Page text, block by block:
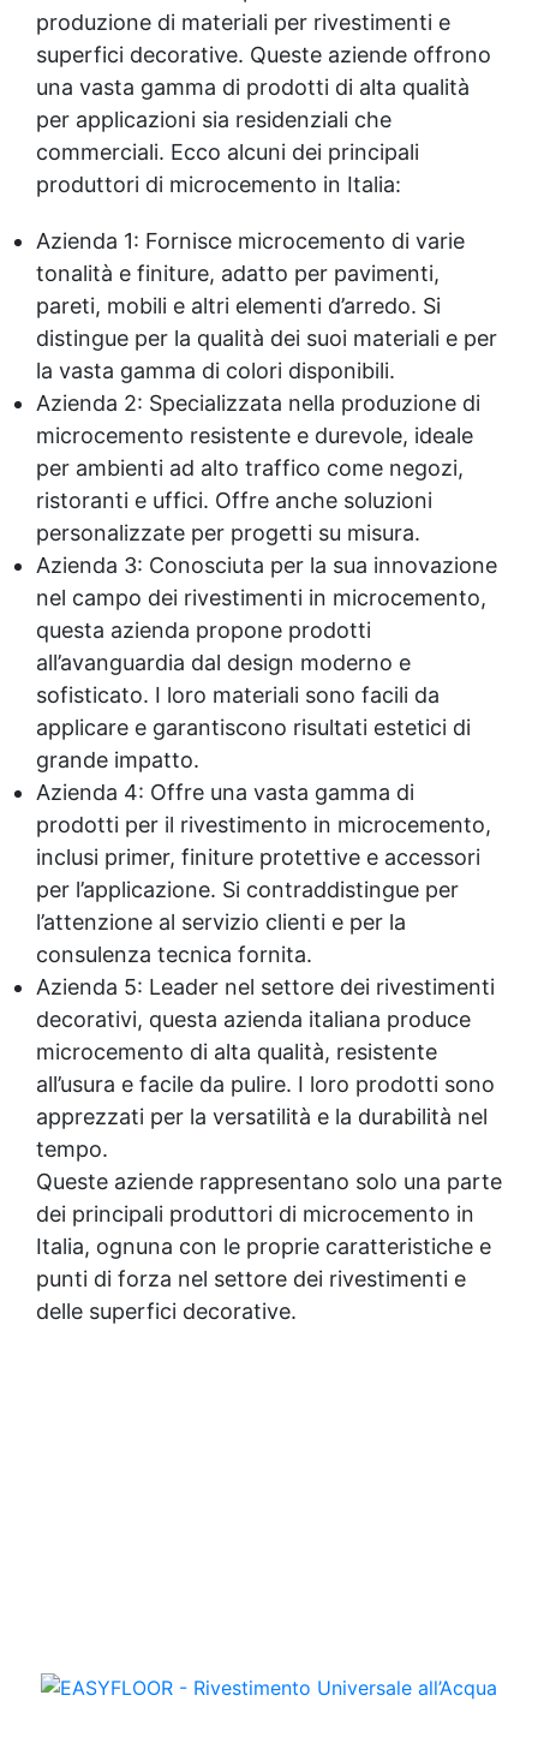
produzione di materiali per rivestimenti e
superfici decorative. Queste aziende offrono
una vasta gamma di prodotti di alta qualità
per applicazioni sia residenziali che
commerciali. Ecco alcuni dei principali
produttori di microcemento in Italia:
Azienda 1: Fornisce microcemento di varie
tonalità e finiture, adatto per pavimenti,
pareti, mobili e altri elementi d’arredo. Si
distingue per la qualità dei suoi materiali e per
la vasta gamma di colori disponibili.
Azienda 2: Specializzata nella produzione di
microcemento resistente e durevole, ideale
per ambienti ad alto traffico come negozi,
ristoranti e uffici. Offre anche soluzioni
personalizzate per progetti su misura.
Azienda 3: Conosciuta per la sua innovazione
nel campo dei rivestimenti in microcemento,
questa azienda propone prodotti
all’avanguardia dal design moderno e
sofisticato. I loro materiali sono facili da
applicare e garantiscono risultati estetici di
grande impatto.
Azienda 4: Offre una vasta gamma di
prodotti per il rivestimento in microcemento,
inclusi primer, finiture protettive e accessori
per l’applicazione. Si contraddistingue per
l’attenzione al servizio clienti e per la
consulenza tecnica fornita.
Azienda 5: Leader nel settore dei rivestimenti
decorativi, questa azienda italiana produce
microcemento di alta qualità, resistente
all’usura e facile da pulire. I loro prodotti sono
apprezzati per la versatilità e la durabilità nel
tempo.
Queste aziende rappresentano solo una parte
dei principali produttori di microcemento in
Italia, ognuna con le proprie caratteristiche e
punti di forza nel settore dei rivestimenti e
delle superfici decorative.